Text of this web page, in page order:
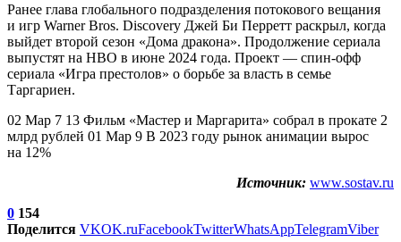
Ранее глава глобального подразделения потокового вещания
и игр Warner Bros. Discovery Джей Би Перретт раскрыл, когда
выйдет второй сезон «Дома дракона». Продолжение сериала
выпустят на HBO в июне 2024 года. Проект — спин-офф
сериала «Игра престолов» о борьбе за власть в семье
Таргариен.
02 Мар 7 13 Фильм «Мастер и Маргарита» собрал в прокате 2
млрд рублей 01 Мар 9 В 2023 году рынок анимации вырос
на 12%
Источник: www.sostav.ru
0 154
Поделится VKOK.ruFacebookTwitterWhatsAppTelegramViber